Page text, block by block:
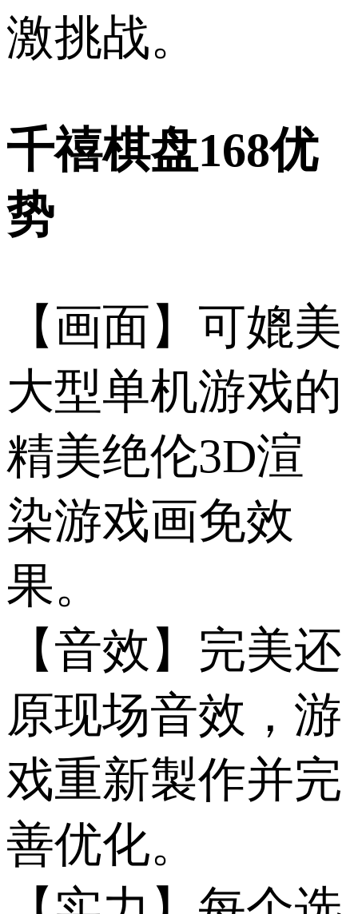
激挑战。
千禧棋盘168优
势
【画面】可媲美
大型单机游戏的
精美绝伦3D渲
染游戏画免效
果。
【音效】完美还
原现场音效，游
戏重新製作并完
善优化。